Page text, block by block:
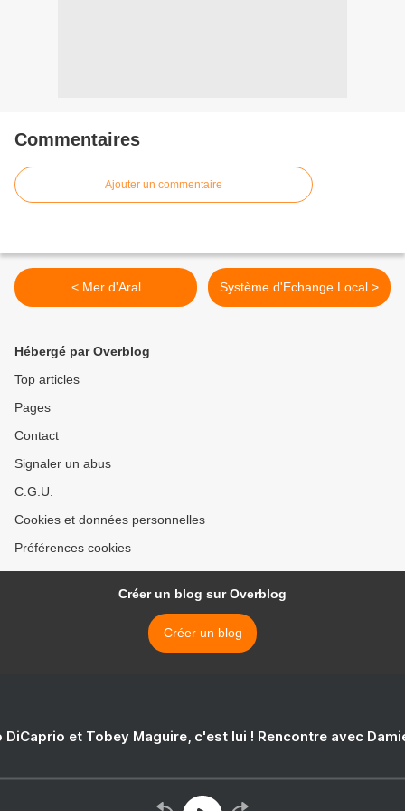
Commentaires
Ajouter un commentaire
< Mer d'Aral Système d'Echange Local >
Hébergé par Overblog
Top articles
Pages
Contact
Signaler un abus
C.G.U.
Cookies et données personnelles
Préférences cookies
Créer un blog sur Overblog
Créer un blog
DiCaprio et Tobey Maguire, c'est lui ! Rencontre avec